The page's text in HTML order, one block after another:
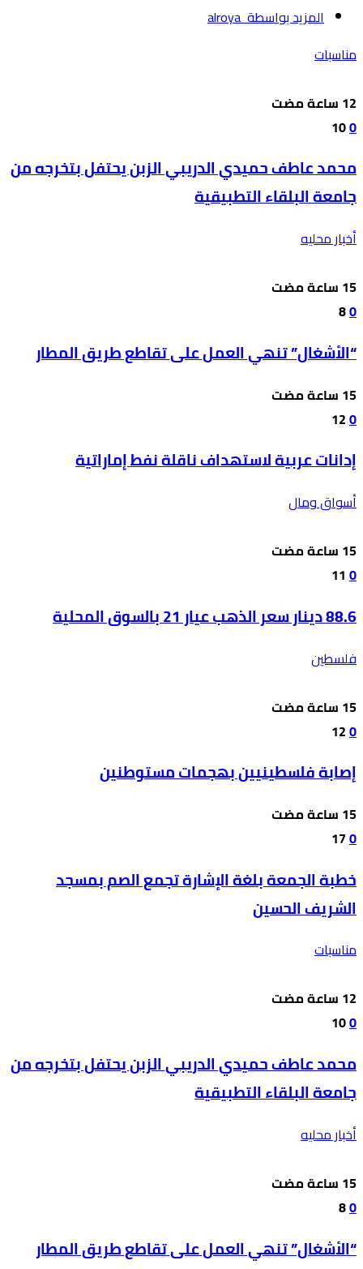
‫‫المزيد بواسطة‬ ‬ alroya
مناسبات
0
10
محمد عاطف حميدي الدريبي الزبن يحتفل بتخرجه من
جامعة البلقاء التطبيقية
أخبار محليه
0
8
“الأشغال” تنهي العمل على تقاطع طريق المطار
0
12
إدانات عربية لاستهداف ناقلة نفط إماراتية
أسواق ومال
0
11
88.6 دينار سعر الذهب عيار 21 بالسوق المحلية
فلسطين
0
12
إصابة فلسطينيين بهجمات مستوطنين
0
17
خطبة الجمعة بلغة الإشارة تجمع الصم بمسجد
الشريف الحسين
مناسبات
0
10
محمد عاطف حميدي الدريبي الزبن يحتفل بتخرجه من
جامعة البلقاء التطبيقية
أخبار محليه
0
8
“الأشغال” تنهي العمل على تقاطع طريق المطار